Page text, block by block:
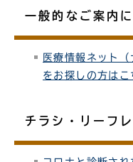
一般的なご案内
医療情報ネット
をお探しの方はこ
チラシ・リーフ